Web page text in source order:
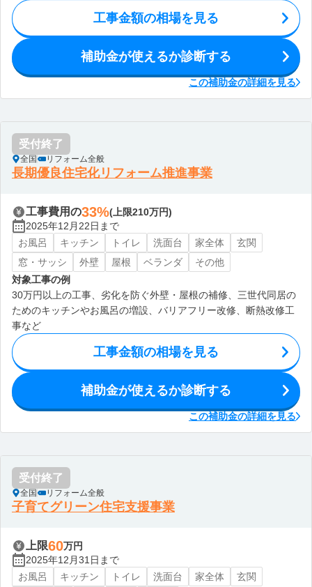
工事金額の相場を見る
補助金が使えるか診断する
この補助金の詳細を見る
受付終了
全国 リフォーム全般
長期優良住宅化リフォーム推進事業
工事費用の33%(上限210万円)
2025年12月22日まで
お風呂
キッチン トイレ 洗面台 家全体
玄関
窓・サッシ
外壁 屋根 ベランダ
その他
対象工事の例
30万円以上の工事、劣化を防ぐ外壁・屋根の補修、三世代同居の
ためのキッチンやお風呂の増設、バリアフリー改修、断熱改修工
事など
工事金額の相場を見る
補助金が使えるか診断する
この補助金の詳細を見る
受付終了
全国 リフォーム全般
子育てグリーン住宅支援事業
上限60万円
2025年12月31日まで
お風呂
キッチン トイレ 洗面台 家全体
玄関